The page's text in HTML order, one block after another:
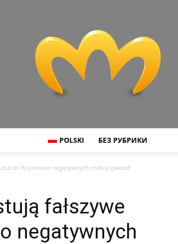
POLSKI БЕЗ РУБРИКИ
AI pomimo negatywnych reakcji gwiazd
fałszywe
negatywnych